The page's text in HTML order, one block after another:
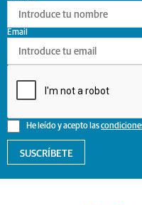
He leído y acepto las
Email
SUSCRÍBETE